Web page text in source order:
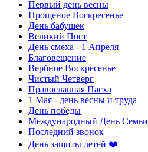
Первый день весны
Прощеное Воскресенье
День бабушек
Великий Пост
День смеха - 1 Апреля
Благовещение
Вербное Воскресенье
Чистый Четверг
Православная Пасха
1 Мая - день весны и труда
День победы
Международный День Семьи
Последний звонок
День защиты детей ❤️